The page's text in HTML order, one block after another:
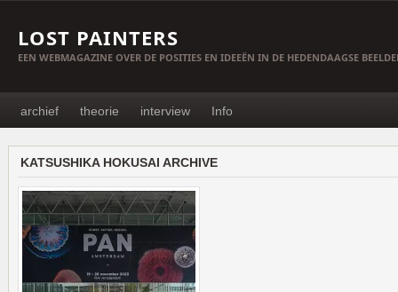
LOST PAINTERS
EEN WEBMAGAZINE OVER DE POSITIES EN IDEEËN IN DE HEDENDAAGSE
archief theorie interview Info
KATSUSHIKA HOKUSAI ARCHIVE